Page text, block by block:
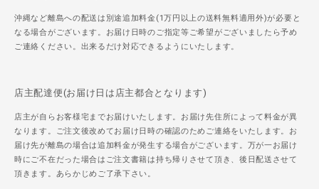
沖縄など離島への配送は別途追加料金(1万円以上の送料無料適用外)が必要と
なる場合がございます。お届け日時のご指定等ご希望がございましたら予め
ご連絡ください。出来るだけ対応できるようにいたします。
店主配達便(お届け日は店主都合となります)
店主が自らお客様宅までお届けいたします。お届け先住所によって料金が異
なります。ご注文後改めてお届け日時の確認のためご連絡をいたします。お
届け先が離島の場合は追加料金が発生する場合がございます。万が一お届け
時にご不在だった場合はご注文書籍は持ち帰りさせて頂き、後日配送させて
頂きます。あらかじめご了承下さい。